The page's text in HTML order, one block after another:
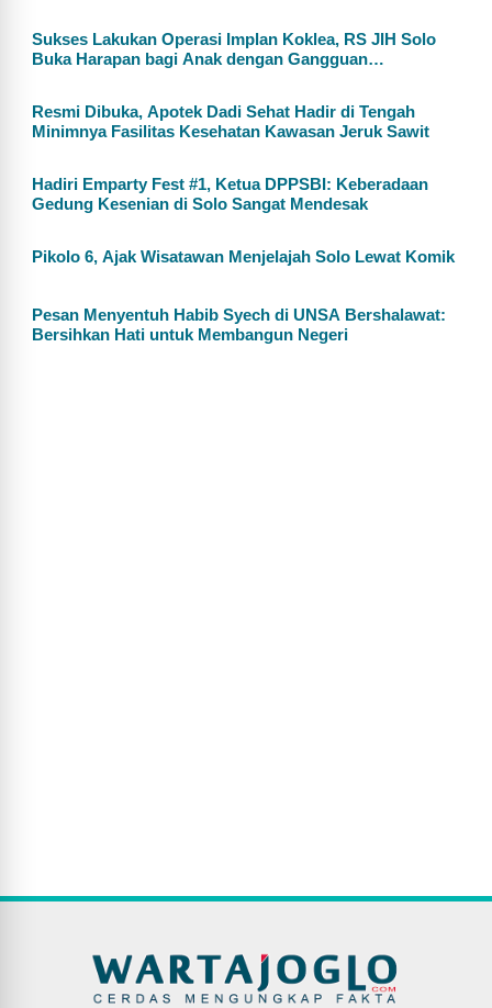
Sukses Lakukan Operasi Implan Koklea, RS JIH Solo
Buka Harapan bagi Anak dengan Gangguan
Resmi Dibuka, Apotek Dadi Sehat Hadir di Tengah
Minimnya Fasilitas Kesehatan Kawasan Jeruk Sawit
Hadiri Emparty Fest #1, Ketua DPPSBI: Keberadaan
Gedung Kesenian di Solo Sangat Mendesak
Pikolo 6, Ajak Wisatawan Menjelajah Solo Lewat Komik
Pesan Menyentuh Habib Syech di UNSA Bershalawat:
Bersihkan Hati untuk Membangun Negeri